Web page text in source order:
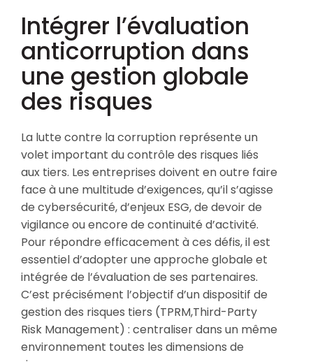
Intégrer l’évaluation
anticorruption dans
une gestion globale
des risques
La lutte contre la corruption représente un
volet important du contrôle des risques liés
aux tiers. Les entreprises doivent en outre faire
face à une multitude d’exigences, qu’il s’agisse
de cybersécurité, d’enjeux ESG, de devoir de
vigilance ou encore de continuité d’activité.
Pour répondre efficacement à ces défis, il est
essentiel d’adopter une approche globale et
intégrée de l’évaluation de ses partenaires.
C’est précisément l’objectif d’un dispositif de
gestion des risques tiers (TPRM,Third-Party
Risk Management) : centraliser dans un même
environnement toutes les dimensions de